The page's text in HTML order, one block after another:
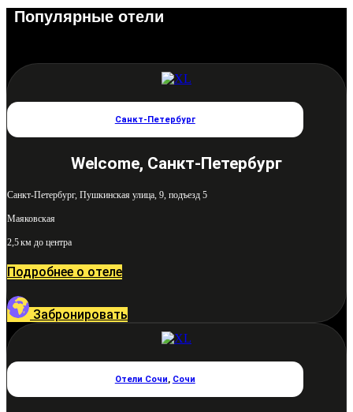
Популярные отели
Санкт-Петербург
Welcome, Санкт-Петербург
Санкт-Петербург, Пушкинская улица, 9, подъезд 5
Маяковская
2,5 км до центра
Подробнее о отеле
Забронировать
Отели Сочи, Сочи